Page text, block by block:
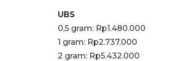
UBS
0,5 gram: Rp1.480.000
‎1 gram: Rp2.737.000
‎2 gram: Rp5.432.000